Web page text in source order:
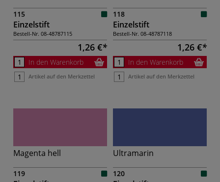
115
Einzelstift
Bestell-Nr. 08-48787115
1,26 €
In den Warenkorb
Artikel auf den Merkzettel
118
Einzelstift
Bestell-Nr. 08-48787118
1,26 €
In den Warenkorb
Artikel auf den Merkzettel
Magenta hell
119
Ultramarin
120